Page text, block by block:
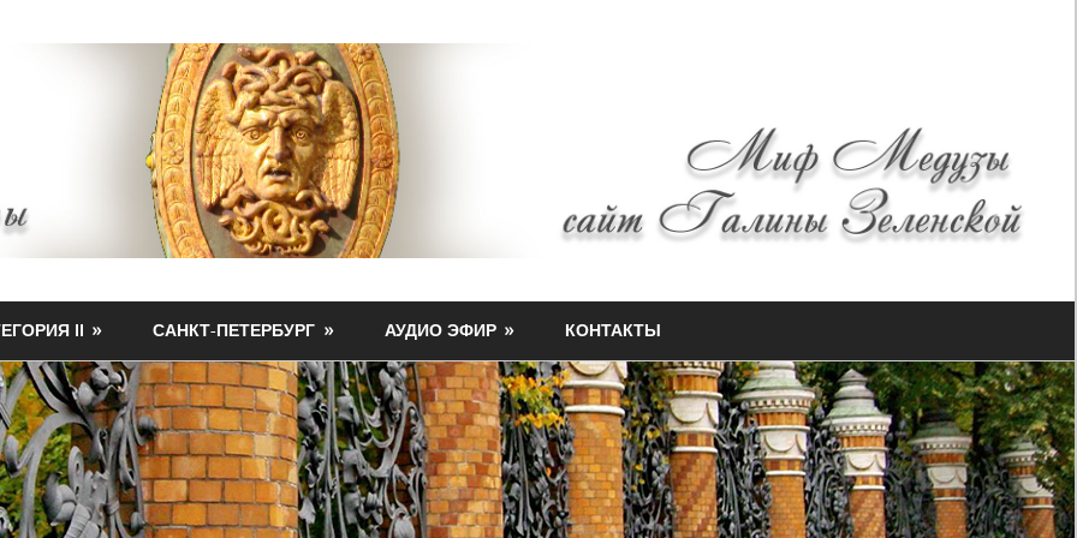
II САНКТ-ПЕТЕРБУРГ АУДИО ЭФИР КОНТАКТЫ